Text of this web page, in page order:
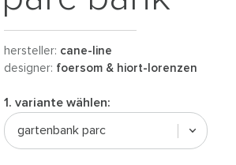
hersteller: cane-line
designer: foersom & hiort-lorenzen
1. variante wählen:
gartenbank parc